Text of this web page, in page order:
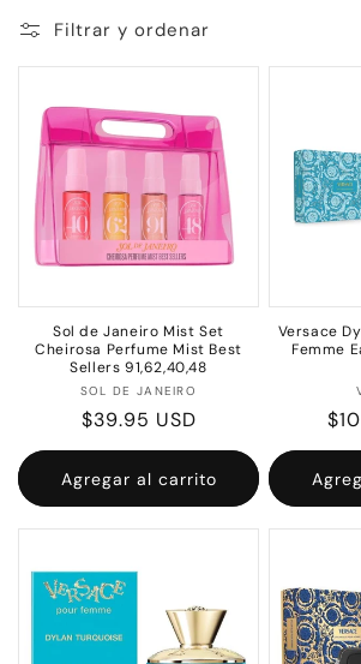
e
c
ó
n
:
Filtrar y ordenar
Sol de Janeiro Mist Set
Cheirosa Perfume Mist Best
Sellers 91,62,40,48
Proveedor:
SOL DE JANEIRO
Precio
habitual
$39.95 USD
Agregar al carrito
Versace
Femme